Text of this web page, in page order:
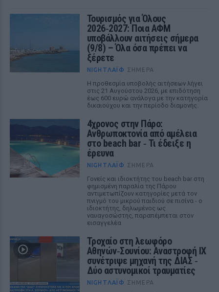
Τουρισμός για Όλους
2026‑2027: Ποια ΑΦΜ
υποβάλλουν αιτήσεις σήμερα
(9/8) – Όλα όσα πρέπει να
ξέρετε
NIGHTΛΆΙΦ ΣΉΜΕΡΑ
Η προθεσμία υποβολής αιτήσεων λήγει
στις 21 Αυγούστου 2026, με επιδότηση
έως 600 ευρώ ανάλογα με την κατηγορία
δικαιούχου και την περίοδο διαμονής.
4χρονος στην Πάρο:
Ανθρωποκτονία από αμέλεια
στο beach bar ‑ Τι έδειξε η
έρευνα
NIGHTΛΆΙΦ ΣΉΜΕΡΑ
Γονείς και ιδιοκτήτης του beach bar στη
φημισμένη παραλία της Πάρου
αντιμετωπίζουν κατηγορίες μετά τον
πνιγμό του μικρού παιδιού σε πισίνα - ο
ιδιοκτήτης, δηλωμένος ως
ναυαγοσώστης, παραπέμπεται στον
εισαγγελέα
Τροχαίο στη λεωφόρο
Αθηνών‑Σουνίου: Αναστροφή ΙΧ
συνέτριψε μηχανή της ΔΙΑΣ ‑
Δύο αστυνομικοί τραυματίες
NIGHTΛΆΙΦ ΣΉΜΕΡΑ